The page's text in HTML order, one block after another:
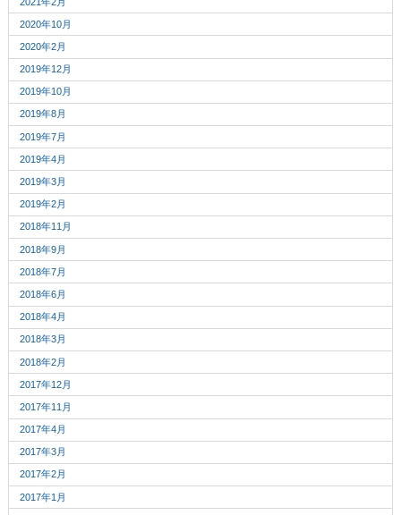
2020年10月
2020年2月
2019年12月
2019年10月
2019年8月
2019年7月
2019年4月
2019年3月
2019年2月
2018年11月
2018年9月
2018年7月
2018年6月
2018年4月
2018年3月
2018年2月
2017年12月
2017年11月
2017年4月
2017年3月
2017年2月
2017年1月